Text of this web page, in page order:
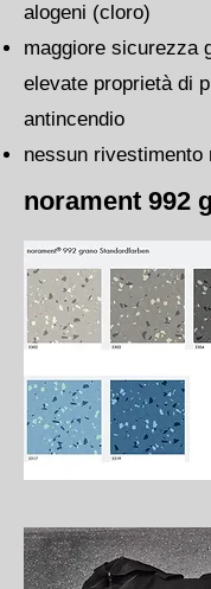
alogeni (cloro)
maggiore sicurezza
elevate proprietà di
antincendio
nessun rivestimento
norament 992